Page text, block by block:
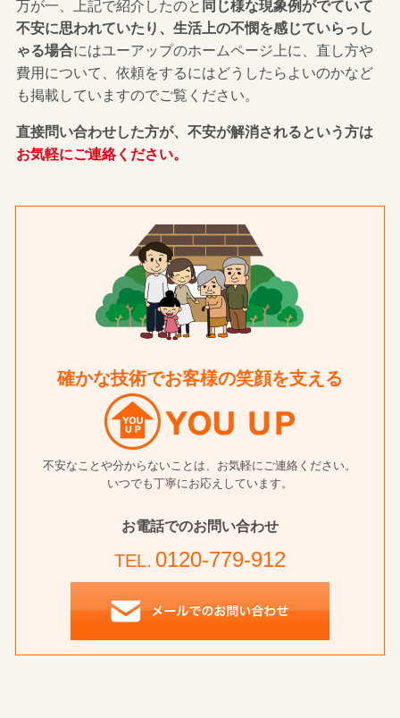
万が一、上記で紹介したのと 同じ様な現象例がでていて
不安に思われていたり、生活上の不憫を感じていらっし
ゃる場合にはユーアップのホームページ上に、直し方や
費用について、依頼をするにはどうしたらよいのかなど
も掲載していますのでご覧ください。
直接問い合わせした方が、不安が解消されるという方は
お気軽にご連絡ください。
確かな技術でお客様の笑顔を支える
不安なことや分からないことは、お気軽にご連絡ください。
いつでも丁寧にお応えしています。
お電話でのお問い合わせ
TEL. 0120-779-912